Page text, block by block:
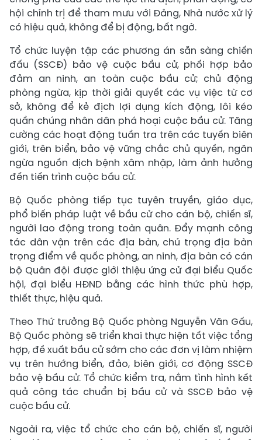
hội chính trị để tham mưu với Đảng, Nhà nước xử lý
có hiệu quả, không để bị động, bất ngờ.
Tổ chức luyện tập các phương án sẵn sàng chiến
đấu (SSCĐ) bảo vệ cuộc bầu cử, phối hợp bảo
đảm an ninh, an toàn cuộc bầu cử; chủ động
phòng ngừa, kịp thời giải quyết các vụ việc từ cơ
sở, không để kẻ địch lợi dụng kích động, lôi kéo
quần chúng nhân dân phá hoại cuộc bầu cử. Tăng
cường các hoạt động tuần tra trên các tuyến biên
giới, trên biển, bảo vệ vững chắc chủ quyền, ngăn
ngừa nguồn dịch bệnh xâm nhập, làm ảnh hưởng
đến tiến trình cuộc bầu cử.
Bộ Quốc phòng tiếp tục tuyên truyền, giáo dục,
phổ biến pháp luật về bầu cử cho cán bộ, chiến sĩ,
người lao động trong toàn quân. Đẩy mạnh công
tác dân vận trên các địa bàn, chú trọng địa bàn
trọng điểm về quốc phòng, an ninh, địa bàn có cán
bộ Quân đội được giới thiệu ứng cử đại biểu Quốc
hội, đại biểu HĐND bằng các hình thức phù hợp,
thiết thực, hiệu quả.
Theo Thứ trưởng Bộ Quốc phòng Nguyễn Văn Gấu,
Bộ Quốc phòng sẽ triển khai thực hiện tốt việc tổng
hợp, đề xuất bầu cử sớm cho các đơn vị làm nhiệm
vụ trên hướng biển, đảo, biên giới, cơ động SSCĐ
bảo vệ bầu cử. Tổ chức kiểm tra, nắm tình hình kết
quả công tác chuẩn bị bầu cử và SSCĐ bảo vệ
cuộc bầu cử.
Ngoài ra, việc tổ chức cho cán bộ, chiến sĩ, người